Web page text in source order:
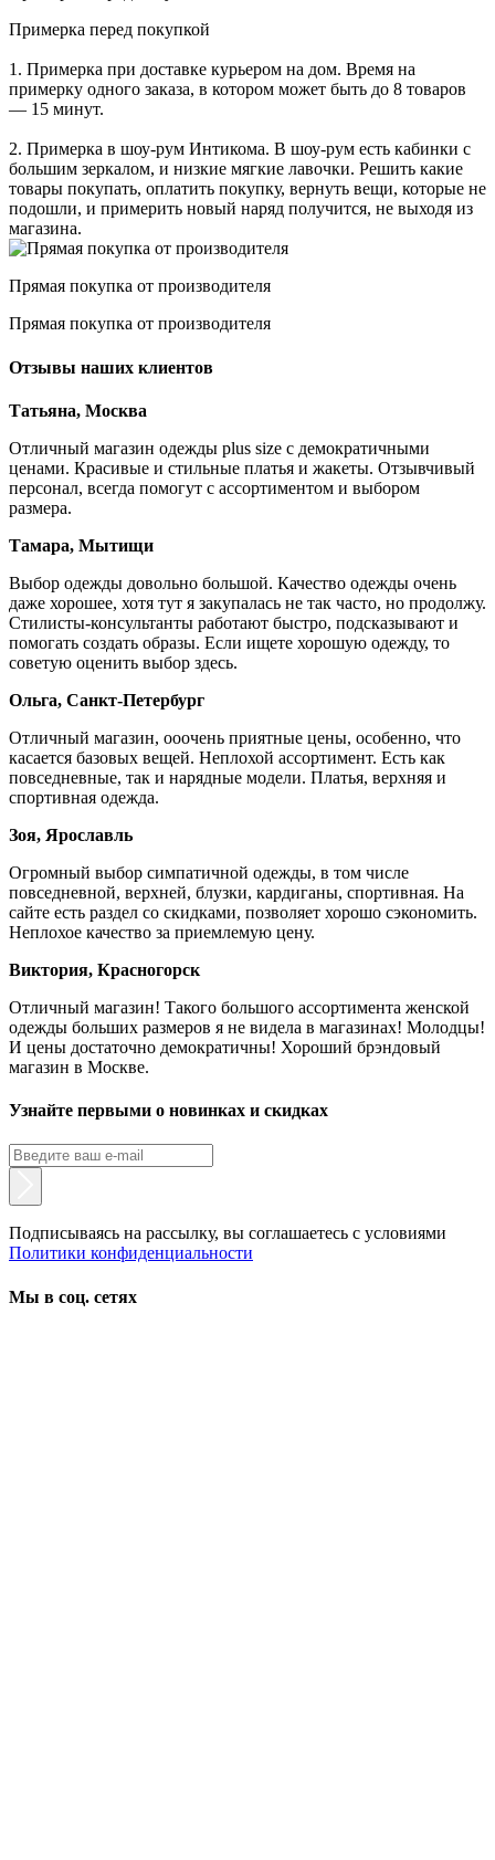
Примерка перед покупкой
1. Примерка при доставке курьером на дом. Время на
примерку одного заказа, в котором может быть до 8 товаров
— 15 минут.
2. Примерка в шоу-рум Интикома. В шоу-рум есть кабинки с
большим зеркалом, и низкие мягкие лавочки. Решить какие
товары покупать, оплатить покупку, вернуть вещи, которые не
подошли, и примерить новый наряд получится, не выходя из
магазина.
Прямая покупка от производителя
Прямая покупка от производителя
Отзывы наших клиентов
Татьяна, Москва
Отличный магазин одежды plus size с демократичными
ценами. Красивые и стильные платья и жакеты. Отзывчивый
персонал, всегда помогут с ассортиментом и выбором
размера.
Тамара, Мытищи
Выбор одежды довольно большой. Качество одежды очень
даже хорошее, хотя тут я закупалась не так часто, но продолжу.
Стилисты-консультанты работают быстро, подсказывают и
помогать создать образы. Если ищете хорошую одежду, то
советую оценить выбор здесь.
Ольга, Санкт-Петербург
Отличный магазин, ооочень приятные цены, особенно, что
касается базовых вещей. Неплохой ассортимент. Есть как
повседневные, так и нарядные модели. Платья, верхняя и
спортивная одежда.
Зоя, Ярославль
Огромный выбор симпатичной одежды, в том числе
повседневной, верхней, блузки, кардиганы, спортивная. На
сайте есть раздел со скидками, позволяет хорошо сэкономить.
Неплохое качество за приемлемую цену.
Виктория, Красногорск
Отличный магазин! Такого большого ассортимента женской
одежды больших размеров я не видела в магазинах! Молодцы!
И цены достаточно демократичны! Хороший брэндовый
магазин в Москве.
Узнайте первыми о новинках и скидках
Подписываясь на рассылку, вы соглашаетесь с условиями
Политики конфиденциальности
Мы в соц. сетях